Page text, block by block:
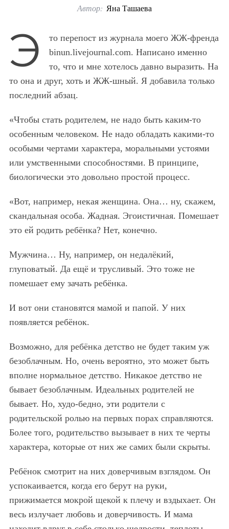
Автор: Яна Ташаева
Э
то перепост из журнала моего ЖЖ-френда
binun.livejournal.com. Написано именно
то, что и мне хотелось давно выразить. На
то она и друг, хоть и ЖЖ-шный. Я добавила только
последний абзац.
«Чтобы стать родителем, не надо быть каким-то
особенным человеком. Не надо обладать какими-то
особыми чертами характера, моральными устоями
или умственными способностями. В принципе,
биологически это довольно простой процесс.
«Вот, например, некая женщина. Она… ну, скажем,
скандальная особа. Жадная. Эгоистичная. Помешает
это ей родить ребёнка? Нет, конечно.
Мужчина… Ну, например, он недалёкий,
глуповатый. Да ещё и трусливый. Это тоже не
помешает ему зачать ребёнка.
И вот они становятся мамой и папой. У них
появляется ребёнок.
Возможно, для ребёнка детство не будет таким уж
безоблачным. Но, очень вероятно, это может быть
вполне нормальное детство. Никакое детство не
бывает безоблачным. Идеальных родителей не
бывает. Но, худо-бедно, эти родители с
родительской ролью на первых порах справляются.
Более того, родительство вызывает в них те черты
характера, которые от них же самих были скрыты.
Ребёнок смотрит на них доверчивым взглядом. Он
успокаивается, когда его берут на руки,
прижимается мокрой щекой к плечу и вздыхает. Он
весь излучает любовь и доверчивость. И мама